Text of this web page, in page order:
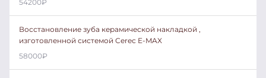
54200₽
Восстановление зуба керамической накладкой ,
изготовленной системой Cerec E-MAX
58000₽